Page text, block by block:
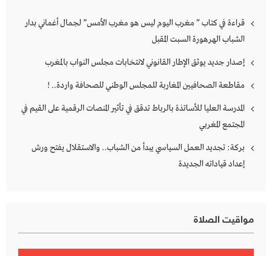
قراءة في كتاب ” مغرب اليوم ليس هو مغرب الأمس” لجمال أغماني بدار
الشباب الهرهورة السبت المقبل
إصدار جديد يوثق الإطار القانوني لانتخابات مجلس النواب بالمغرب
مقاطعة الصحافيين المغاربة للمجلس الوطني للصحافة واردة.. !
المدرسة العليا للأساتذة بالرباط تدقق في تأثير المنصات الرقمية على القيم في
المجتمع المغربي
بركة: تجديد العمل السياسي يبدأ من الشباب.. والاستقلال يفتح ورش
إعداد قياداته الجديدة
مواقيت الصلاة